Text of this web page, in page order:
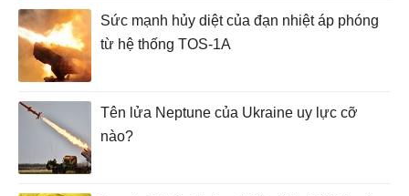
Sức mạnh hủy diệt của đạn nhiệt áp phóng
từ hệ thống TOS-1A
Tên lửa Neptune của Ukraine uy lực cỡ
nào?